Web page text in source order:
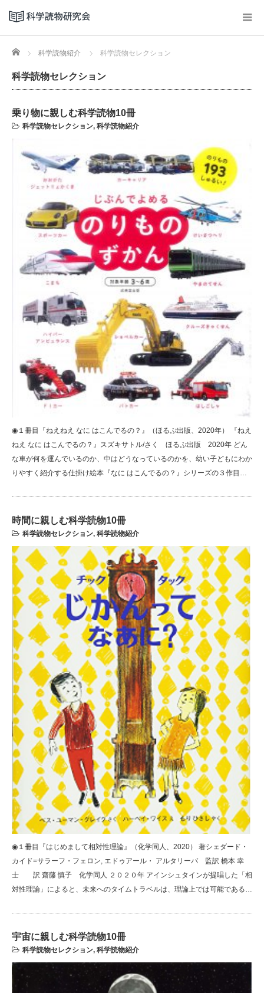
Home 科学読物紹介 科学読物セレクション
科学読物セレクション
乗り物に親しむ科学読物10冊
科学読物セレクション, 科学読物紹介
◉１冊目『ねえねえ なに はこんでるの？』（ほるぷ出版、2020年） 『ねえ
ねえ なに はこんでるの？』スズキサトル/さく ほるぷ出版 2020年 どん
な車が何を運んでいるのか、中はどうなっているのかを、幼い子どもにわか
りやすく紹介する仕掛け絵本『なに はこんでるの？』シリーズの３作目…
時間に親しむ科学読物10冊
科学読物セレクション, 科学読物紹介
◉１冊目『はじめまして相対性理論』（化学同人、2020） 著シェダード・
カイド=サラーフ・フェロン, エドゥアール・ アルタリーバ 監訳 橋本 幸
士 訳 齋藤 慎子 化学同人 ２０２０年 アインシュタインが提唱した「相
対性理論」によると、未来へのタイムトラベルは、理論上では可能である…
宇宙に親しむ科学読物10冊
科学読物セレクション, 科学読物紹介